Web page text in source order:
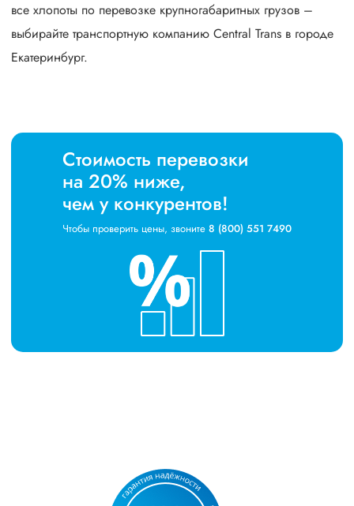
все хлопоты по перевозке крупногабаритных грузов –
выбирайте транспортную компанию Central Trans в городе
Екатеринбург.
Стоимость перевозки
на 20% ниже,
чем у конкурентов!
Чтобы проверить цены, звоните 8 (800) 551 7490